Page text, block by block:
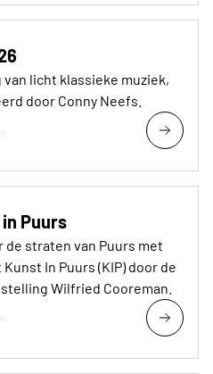
licht klassieke muziek,
door Conny Neefs.
Puurs
straten van Puurs met
In Puurs (KIP) door de
Wilfried Cooreman.